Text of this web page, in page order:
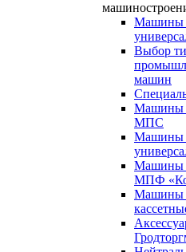
Машины
Выбор
машин
Машины
МПС
Машины
Машины
МПФ
Машины